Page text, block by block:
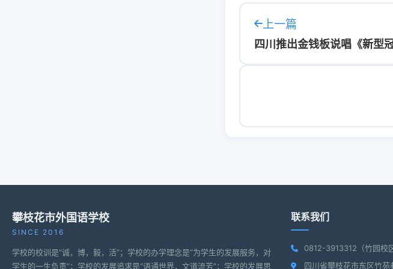
上一篇
四川推出金钱板说唱《新型
攀枝花市外国语学校
SINCE 2016
学校的校训是“诚，博，毅，活”；学校的办学理念是“为学生的发展服务，对
学生的一生负责”；学校的发展追求是“语通世界，文道流芳”；学校的发展思
联系我们
0812-3913312（竹园校
四川省攀枝花市东区竹苑